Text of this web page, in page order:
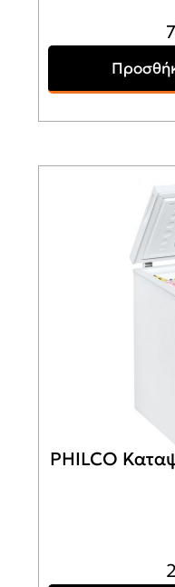
PHILCO